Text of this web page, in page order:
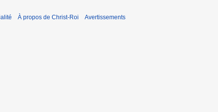
À propos de Christ-Roi Avertissements